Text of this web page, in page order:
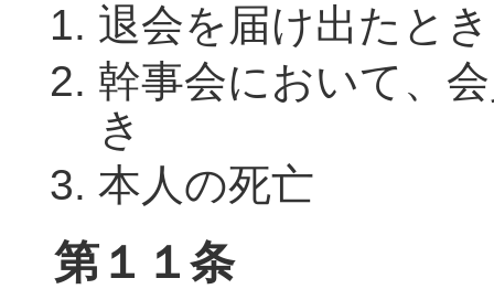
退会を届け出たとき
幹事会において、
き
本人の死亡
第１１条